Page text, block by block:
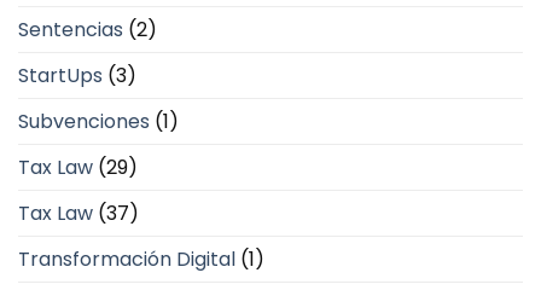
Sentencias (2)
StartUps (3)
Subvenciones (1)
Tax Law (29)
Tax Law (37)
Transformación Digital (1)